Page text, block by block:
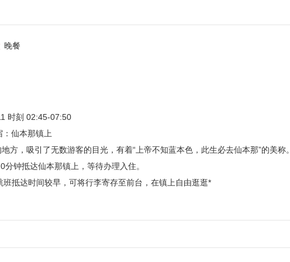
晚餐
时刻 02:45-07:50
仙本那镇上
方，吸引了无数游客的目光，有着“上帝不知蓝本色，此生必去仙本那”的美称。
钟抵达仙本那镇上，等待办理入住。
抵达时间较早，可将行李寄存至前台，在镇上自由逛逛*